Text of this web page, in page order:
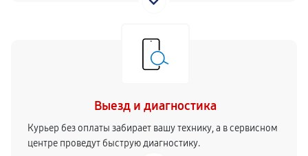
Выезд и диагностика
Курьер без оплаты забирает вашу технику, а в сервисном
центре проведут быструю диагностику.